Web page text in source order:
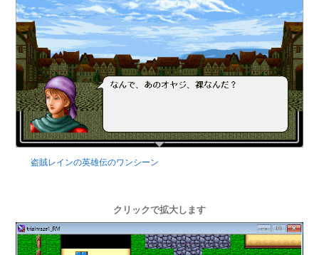
盗賊レインの英雄伝のワンシーン
クリックで拡大します